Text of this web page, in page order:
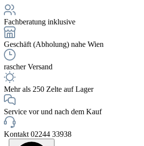
Fachberatung inklusive
Geschäft (Abholung) nahe Wien
rascher Versand
Mehr als 250 Zelte auf Lager
Service vor und nach dem Kauf
Kontakt 02244 33938